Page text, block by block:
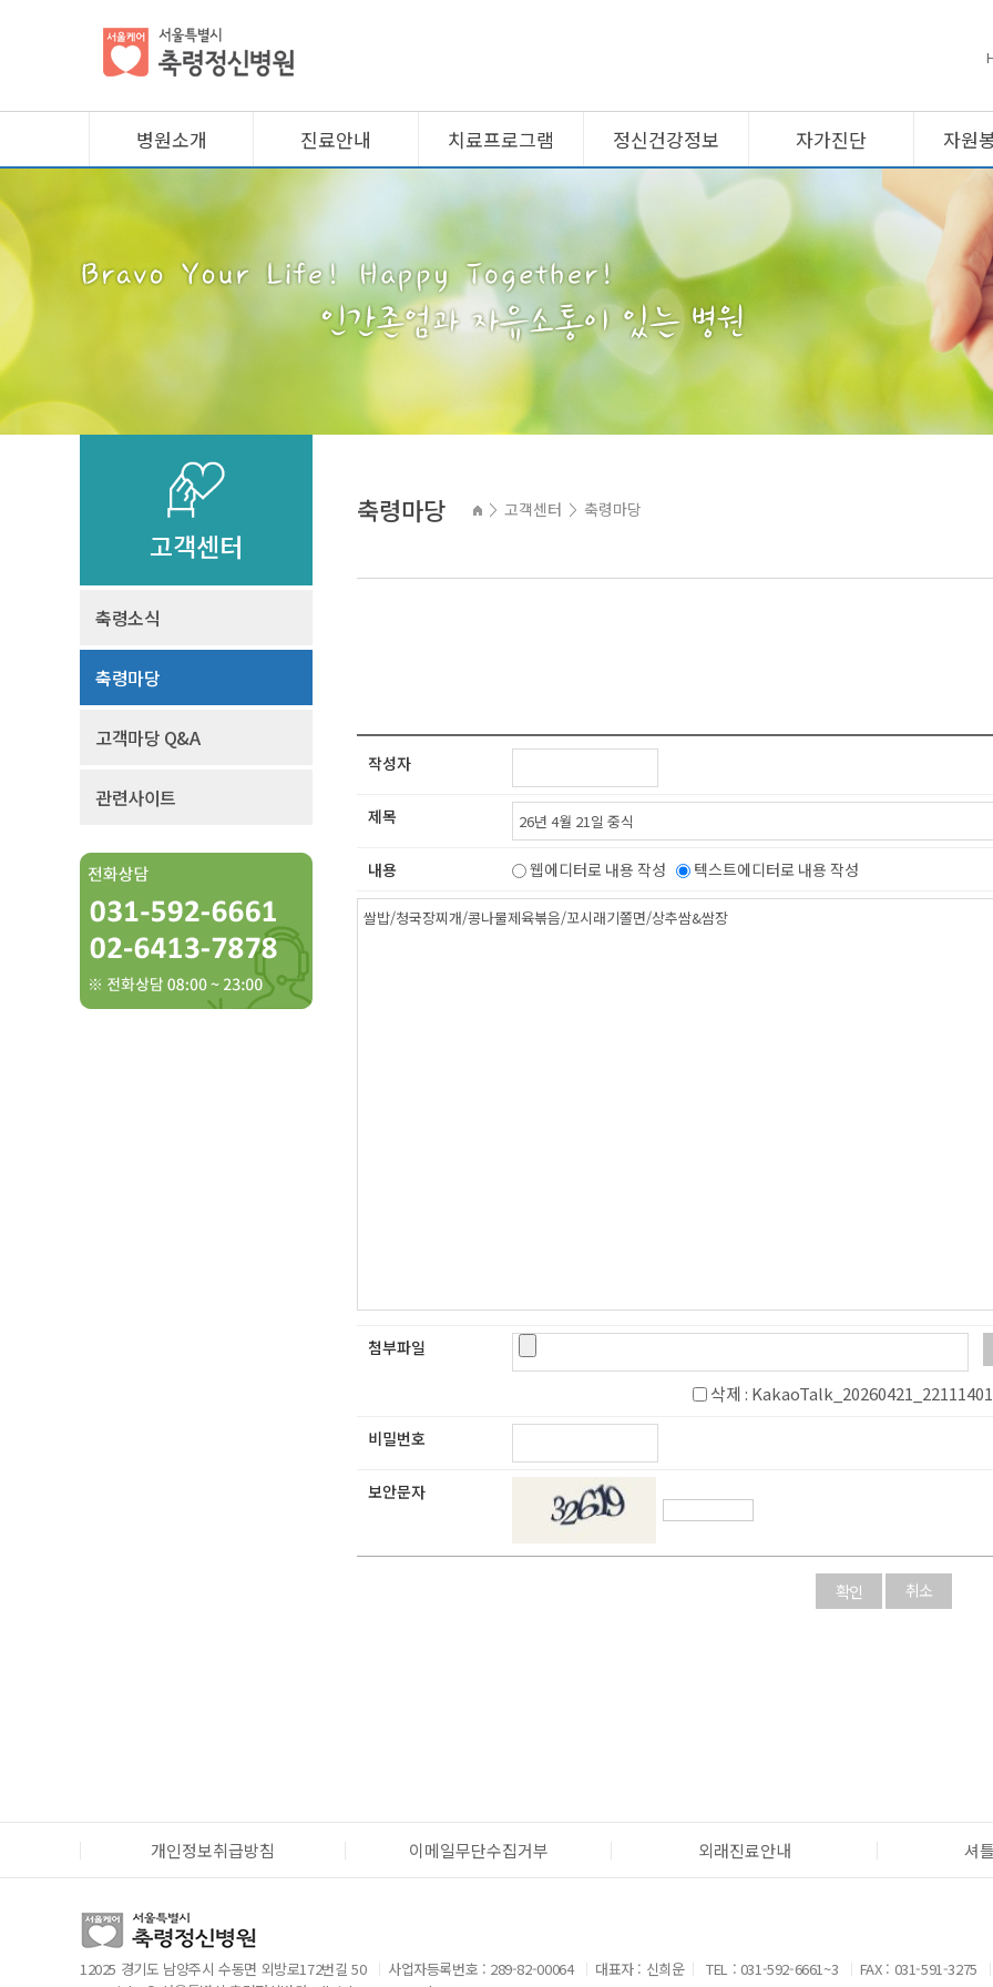
병원소개 진료안내 치료프로그램 정신건강정보 자가진단 자원
고객센터
축령소식
축령마당
고객마당 Q&A
관련사이트
축령마당 > 고객센터 > 축령마당
작성자
제목
내용 웹에디터로 내용 작성 텍스트에디터로 내용 작성
첨부파일
삭제 :
비밀번호
보안문자
취소
개인정보취급방침 이메일무단수집거부 외래진료안내 셔
12025 경기도 남양주시 수동면 외방로172번길 50 사업자등록번호 : 289-82-00064 대표자 : 신희운 TEL : 031-592-6661~3 FAX : 031-591-3275